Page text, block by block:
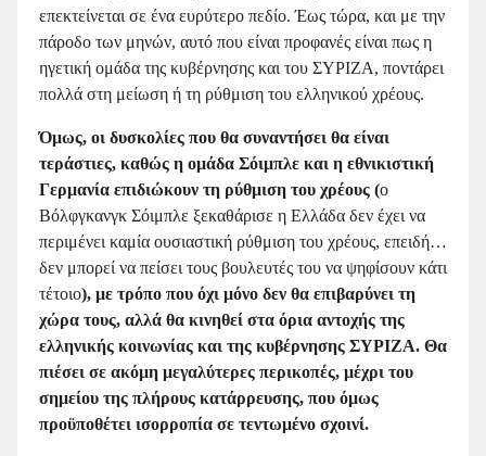
επεκτείνεται σε ένα ευρύτερο πεδίο. Έως τώρα, και με την
πάροδο των μηνών, αυτό που είναι προφανές είναι πως η
ηγετική ομάδα της κυβέρνησης και του ΣΥΡΙΖΑ, ποντάρει
πολλά στη μείωση ή τη ρύθμιση του ελληνικού χρέους.
Όμως, οι δυσκολίες που θα συναντήσει θα είναι
τεράστιες, καθώς η ομάδα Σόιμπλε και η εθνικιστική
Γερμανία επιδιώκουν τη ρύθμιση του χρέους (ο
Βόλφγκανγκ Σόιμπλε ξεκαθάρισε η Ελλάδα δεν έχει να
περιμένει καμία ουσιαστική ρύθμιση του χρέους, επειδή…
δεν μπορεί να πείσει τους βουλευτές του να ψηφίσουν κάτι
τέτοιο), με τρόπο που όχι μόνο δεν θα επιβαρύνει τη
χώρα τους, αλλά θα κινηθεί στα όρια αντοχής της
ελληνικής κοινωνίας και της κυβέρνησης ΣΥΡΙΖΑ. Θα
πιέσει σε ακόμη μεγαλύτερες περικοπές, μέχρι του
σημείου της πλήρους κατάρρευσης, που όμως
προϋποθέτει ισορροπία σε τεντωμένο σχοινί.